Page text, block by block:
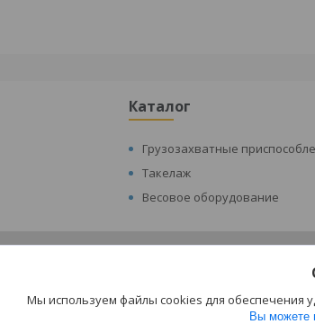
Каталог
Грузозахватные
Такелаж
Весовое оборудование
Мы используем файлы cookies для обеспечения
Вы можете
Складская